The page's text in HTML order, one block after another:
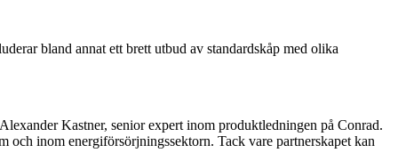
bland annat ett brett utbud av standardskåp med olika
Kastner, senior expert inom produktledningen på Conrad.
inom energiförsörjningssektorn. Tack vare partnerskapet kan